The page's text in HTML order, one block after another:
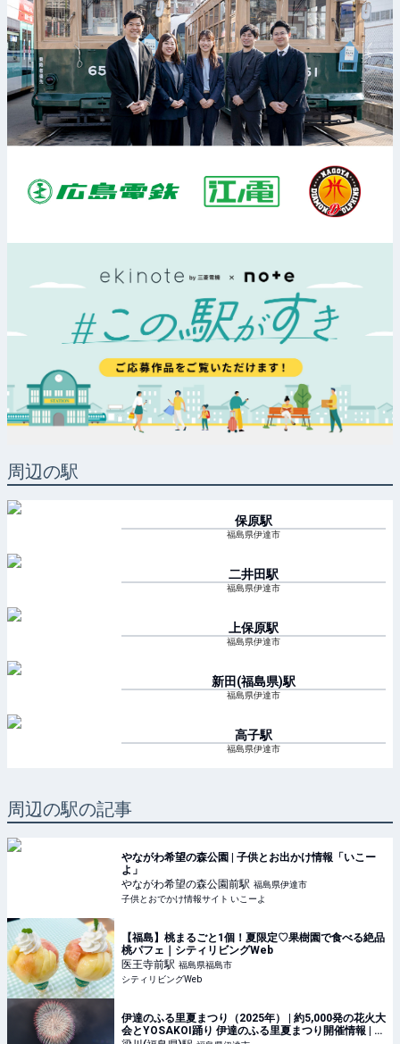
周辺の駅
保原駅
福島県伊達市
二井田駅
福島県伊達市
上保原駅
福島県伊達市
新田(福島県)駅
福島県伊達市
高子駅
福島県伊達市
周辺の駅の記事
やながわ希望の森公園 | 子供とお出かけ情報「いこー
よ」
やながわ希望の森公園前駅 福島県伊達市
子供とおでかけ情報サイト いこーよ
【福島】桃まるごと1個！夏限定♡果樹園で食べる絶品
桃パフェ｜シティリビングWeb
医王寺前駅 福島県福島市
シティリビングWeb
伊達のふる里夏まつり（2025年） | 約5,000発の花火大
会とYOSAKOI踊り 伊達のふる里夏まつり開催情報 | 福